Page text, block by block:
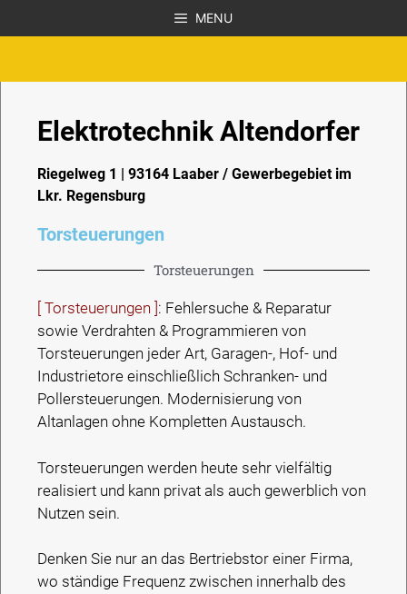
MENU
Elektrotechnik Altendorfer
Riegelweg 1 | 93164 Laaber / Gewerbegebiet im
Lkr. Regensburg
Torsteuerungen
Torsteuerungen
[ Torsteuerungen ] : Fehlersuche & Reparatur
sowie Verdrahten & Programmieren von
Torsteuerungen jeder Art, Garagen-, Hof- und
Industrietore einschließlich Schranken- und
Pollersteuerungen. Modernisierung von
Altanlagen ohne Kompletten Austausch.
Torsteuerungen werden heute sehr vielfältig
realisiert und kann privat als auch gewerblich von
Nutzen sein.
Denken Sie nur an das Bertriebstor einer Firma,
wo ständige Frequenz zwischen innerhalb des